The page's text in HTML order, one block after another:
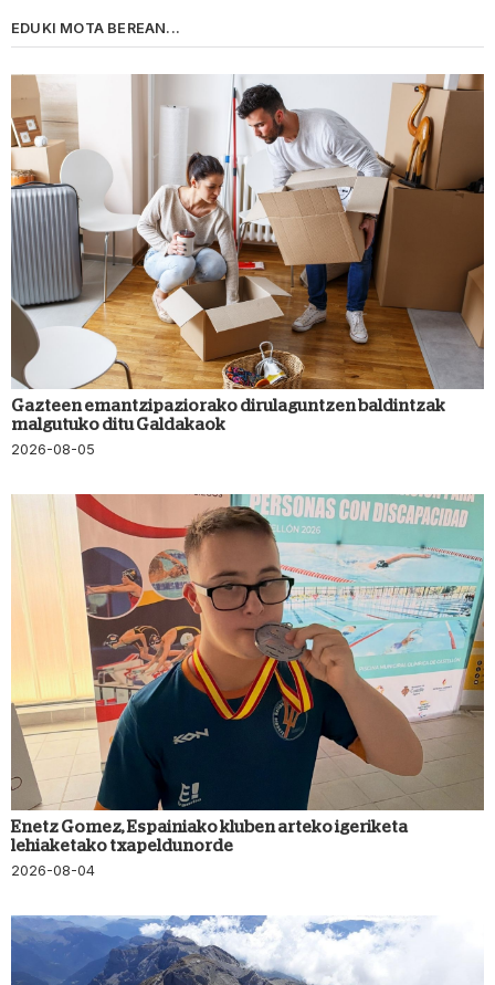
EDUKI MOTA BEREAN...
Gazteen emantzipaziorako dirulaguntzen baldintzak
malgutuko ditu Galdakaok
2026-08-05
Enetz Gomez, Espainiako kluben arteko igeriketa
lehiaketako txapeldunorde
2026-08-04